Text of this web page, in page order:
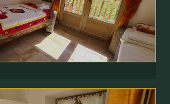
Chambre enfants